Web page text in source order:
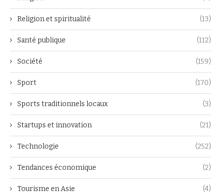
Religion et spiritualité (13)
Santé publique (112)
Société (159)
Sport (170)
Sports traditionnels locaux (3)
Startups et innovation (21)
Technologie (252)
Tendances économique (2)
Tourisme en Asie (4)